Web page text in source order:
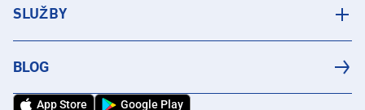
SLUŽBY
BLOG
App Store Google Play